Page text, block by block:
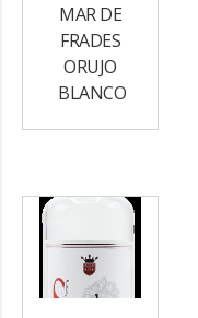
MAR DE
FRADES
ORUJO
BLANCO